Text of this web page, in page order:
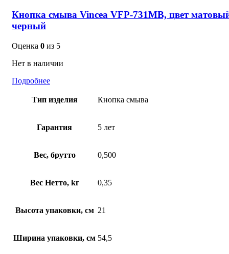
Кнопка смыва Vincea VFP-731MB, цвет
черный
Оценка 0 из 5
Нет в наличии
Подробнее
Тип изделия Кнопка смыва
Гарантия 5 лет
Вес, брутто 0,500
Вес Нетто, kг 0,35
Высота упаковки, см 21
Ширина упаковки, см 54,5